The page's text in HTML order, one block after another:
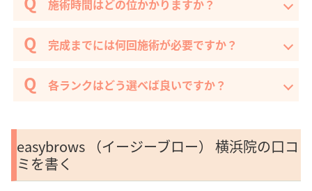
施術時間はどの位かかりますか？
完成までには何回施術が必要ですか？
各ランクはどう選べば良いですか？
easybrows （イージーブロー） 横浜院の口コ
ミを書く